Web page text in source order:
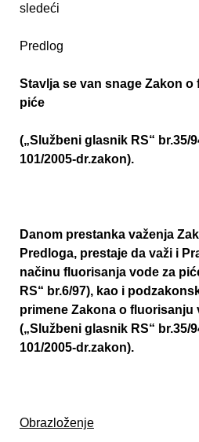
sledeći
Predlog
Stavlja se van snage Zakon
piće
(„Službeni glasnik RS“ br.35/
101/2005-dr.zakon).
Danom prestanka važenja
Predloga, prestaje da važi i
načinu fluorisanja vode za
RS“ br.6/97), kao i
primene Zakona o fluorisanju
(„Službeni glasnik RS“ br.35/
101/2005-dr.zakon).
Obrazloženje